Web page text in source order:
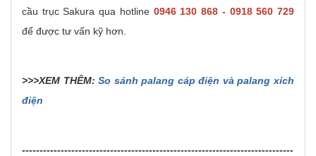
cầu trục Sakura qua hotline 0946 130 868 - 0918 560 729
để được tư vấn kỹ hơn.
>>>XEM THÊM:So sánh palang cáp điện và palang xích
điện
-----------------------------------------------------------------------------